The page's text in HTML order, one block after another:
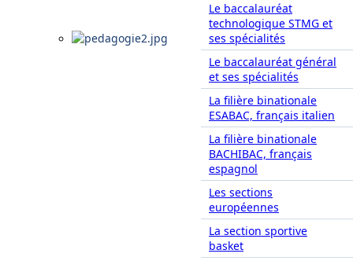
Le baccalauréat
technologique STMG et
ses spécialités
Le baccalauréat général
et ses spécialités
La filière binationale
ESABAC, français italien
La filière binationale
BACHIBAC, français
espagnol
Les sections
européennes
La section sportive
basket